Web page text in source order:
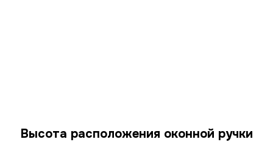
Высота расположения оконной ручки